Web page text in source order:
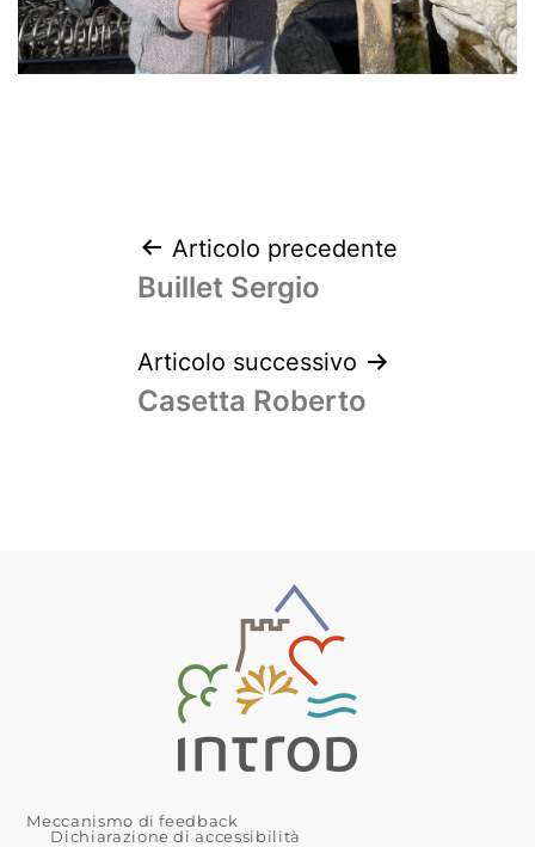
Articolo precedente
Buillet Sergio
Articolo successivo
Casetta Roberto
Meccanismo di feedback
Dichiarazione di accessibilità